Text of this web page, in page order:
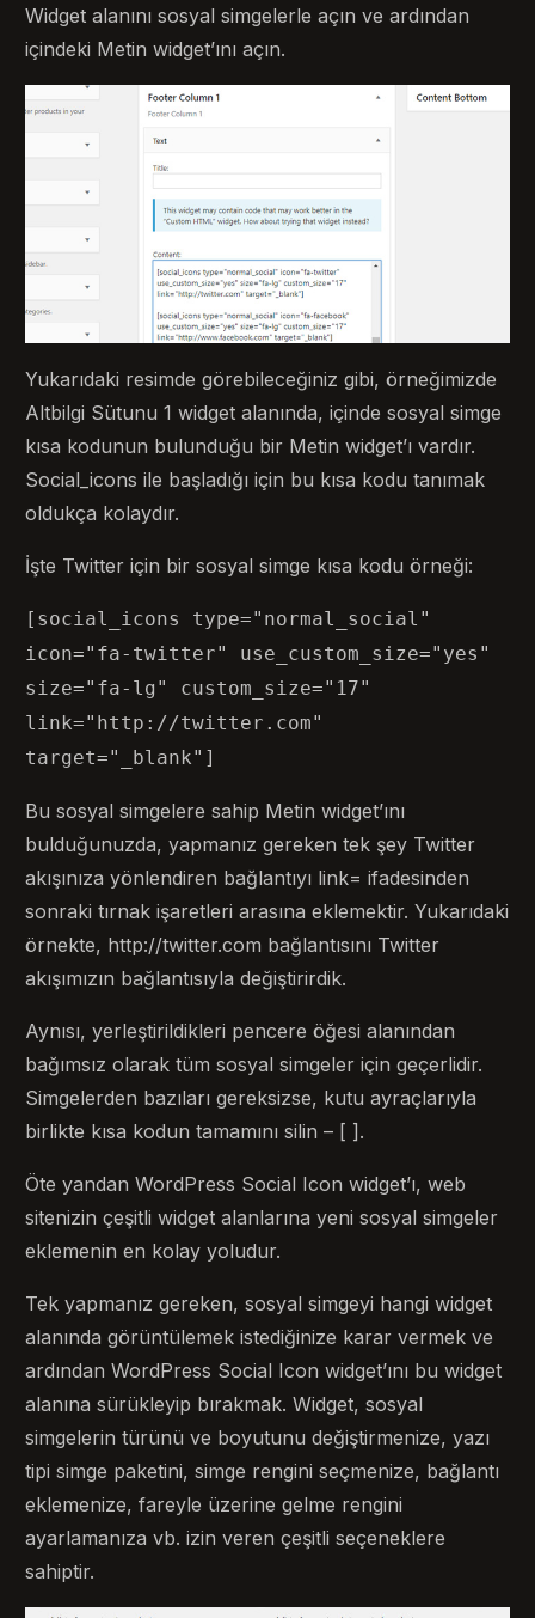
Widget alanını sosyal simgelerle açın ve ardından
içindeki Metin widget’ını açın.
Yukarıdaki resimde görebileceğiniz gibi, örneğimizde
Altbilgi Sütunu 1 widget alanında, içinde sosyal simge
kısa kodunun bulunduğu bir Metin widget’ı vardır.
Social_icons ile başladığı için bu kısa kodu tanımak
oldukça kolaydır.
İşte Twitter için bir sosyal simge kısa kodu örneği:
[social_icons type="normal_social"
icon="fa-twitter" use_custom_size="yes"
size="fa-lg" custom_size="17"
link="http://twitter.com"
target="_blank"]
Bu sosyal simgelere sahip Metin widget’ını
bulduğunuzda, yapmanız gereken tek şey Twitter
akışınıza yönlendiren bağlantıyı link= ifadesinden
sonraki tırnak işaretleri arasına eklemektir. Yukarıdaki
örnekte, http://twitter.com bağlantısını Twitter
akışımızın bağlantısıyla değiştirirdik.
Aynısı, yerleştirildikleri pencere öğesi alanından
bağımsız olarak tüm sosyal simgeler için geçerlidir.
Simgelerden bazıları gereksizse, kutu ayraçlarıyla
birlikte kısa kodun tamamını silin – [ ].
Öte yandan WordPress Social Icon widget’ı, web
sitenizin çeşitli widget alanlarına yeni sosyal simgeler
eklemenin en kolay yoludur.
Tek yapmanız gereken, sosyal simgeyi hangi widget
alanında görüntülemek istediğinize karar vermek ve
ardından WordPress Social Icon widget’ını bu widget
alanına sürükleyip bırakmak. Widget, sosyal
simgelerin türünü ve boyutunu değiştirmenize, yazı
tipi simge paketini, simge rengini seçmenize, bağlantı
eklemenize, fareyle üzerine gelme rengini
ayarlamanıza vb. izin veren çeşitli seçeneklere
sahiptir.